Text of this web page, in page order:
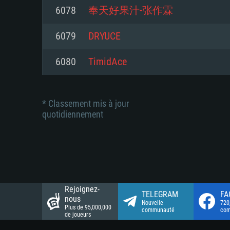
Disque dur: 23.1 Go (client
Disque dur: 62,2 Go (client
Connection: Connexion Internet
Disque dur: 62,2 Go (client
6078 奉天好果汁-张作霖
6079 DRYUCE
6080 TimidAce
* Classement mis à jour
quotidiennement
Rejoignez-
nous
Plus de 95,000,000
de joueurs
TELEGRAM
Nouvelle
communauté